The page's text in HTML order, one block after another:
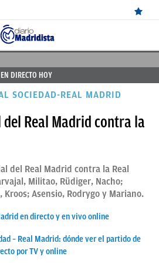
DIRECTO HOY
SOCIEDAD-REAL MADRID
Real Madrid contra la
del Real Madrid contra la Real
Militao, Rüdiger, Nacho;
Kroos; Asensio, Rodrygo y Mariano.
en directo y en vivo online
– Real Madrid: dónde ver el partido de
por TV y online